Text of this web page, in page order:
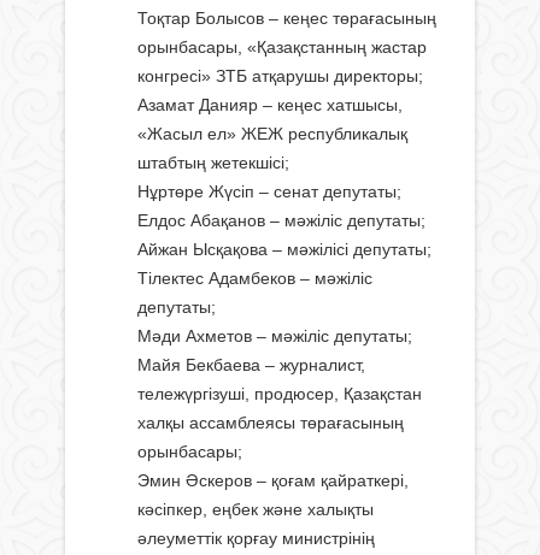
Тоқтар Болысов – кеңес төрағасының
орынбасары, «Қазақстанның жастар
конгресі» ЗТБ атқарушы директоры;
Азамат Данияр – кеңес хатшысы,
«Жасыл ел» ЖЕЖ республикалық
штабтың жетекшісі;
Нұртөре Жүсіп – сенат депутаты;
Елдос Абақанов – мәжіліс депутаты;
Айжан Ысқақова – мәжілісі депутаты;
Тілектес Адамбеков – мәжіліс
депутаты;
Мәди Ахметов – мәжіліс депутаты;
Майя Бекбаева – журналист,
тележүргізуші, продюсер, Қазақстан
халқы ассамблеясы төрағасының
орынбасары;
Эмин Әскеров – қоғам қайраткері,
кәсіпкер, еңбек және халықты
әлеуметтік қорғау министрінің